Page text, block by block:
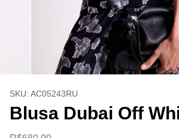
SKU: AC05243RU
Blusa Dubai Off